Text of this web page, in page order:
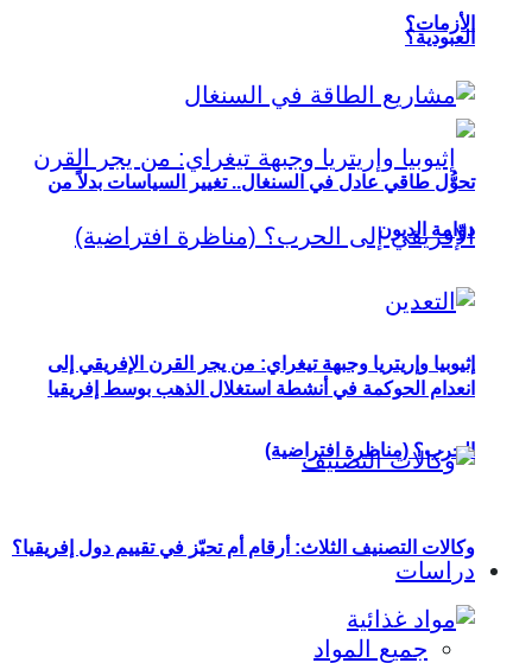
العبودية؟
إثيوبيا وإريتريا وجبهة تيغراي: من يجر القرن الإفريقي إلى
الحرب؟ (مناظرة افتراضية)
دراسات
جميع المواد
الأزمات؟
تحوُّل طاقي عادل في السنغال.. تغيير السياسات بدلاً من
دوّامة الديون
انعدام الحوكمة في أنشطة استغلال الذهب بوسط إفريقيا
وكالات التصنيف الثلاث: أرقام أم تحيّز في تقييم دول إفريقيا؟